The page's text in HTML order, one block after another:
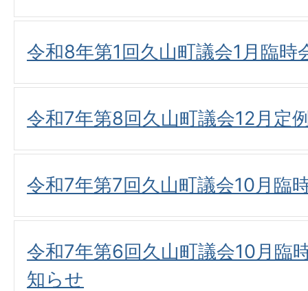
令和8年第1回久山町議会1月臨時
令和7年第8回久山町議会12月定
令和7年第7回久山町議会10月臨
令和7年第6回久山町議会10月臨
知らせ